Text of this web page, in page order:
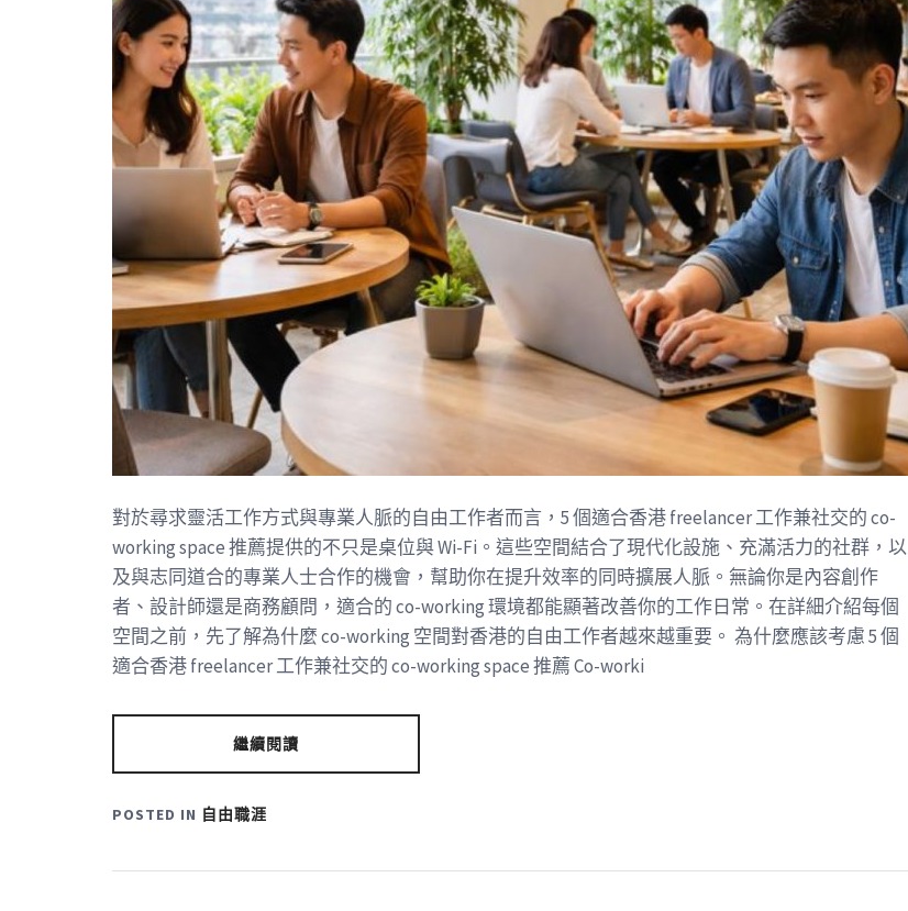
對於尋求靈活工作方式與專業人脈的自由工作者而言，5 個適合香港 freelancer 工作兼社交的 co-
working space 推薦提供的不只是桌位與 Wi-Fi。這些空間結合了現代化設施、充滿活力的社群，以
及與志同道合的專業人士合作的機會，幫助你在提升效率的同時擴展人脈。無論你是內容創作
者、設計師還是商務顧問，適合的 co-working 環境都能顯著改善你的工作日常。在詳細介紹每個
空間之前，先了解為什麼 co-working 空間對香港的自由工作者越來越重要。 為什麼應該考慮 5 個
適合香港 freelancer 工作兼社交的 co-working space 推薦 Co-worki
繼續閱讀
POSTED IN 自由職涯